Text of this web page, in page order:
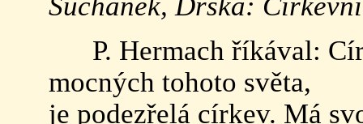
P. Hermach říkával:
mocných tohoto světa,
je podezřelá církev. Má